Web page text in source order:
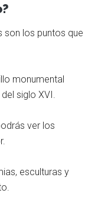
son los puntos que
monumental
siglo XVI.
ver los
esculturas y